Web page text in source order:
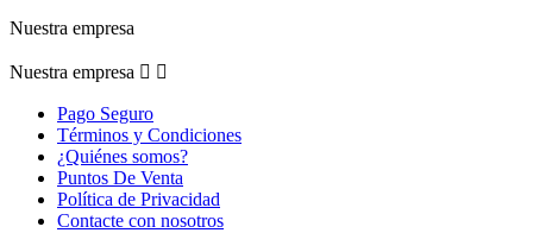
Nuestra empresa
Nuestra empresa  
Pago Seguro
Términos y Condiciones
¿Quiénes somos?
Puntos De Venta
Política de Privacidad
Contacte con nosotros